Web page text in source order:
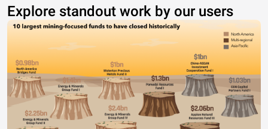
Explore standout work by our users